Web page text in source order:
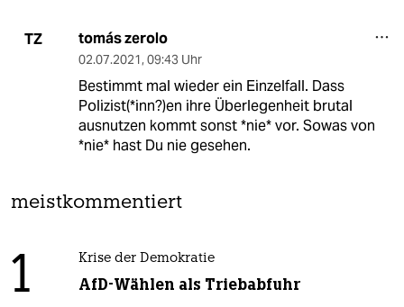
TZ tomás zerolo
02.07.2021, 09:43 Uhr
Bestimmt mal wieder ein Einzelfall. Dass
Polizist(*inn?)en ihre Überlegenheit brutal
ausnutzen kommt sonst *nie* vor. Sowas von
*nie* hast Du nie gesehen.
meistkommentiert
1 Krise der Demokratie
AfD-Wählen als Triebabfuhr